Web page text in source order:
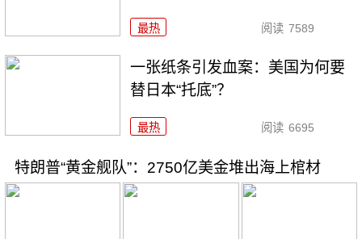
最热 阅读 7589
一张纸条引发血案：美国为何要
替日本“托底”？
最热 阅读 6695
特朗普“黄金舰队”：2750亿美金堆出海上棺材